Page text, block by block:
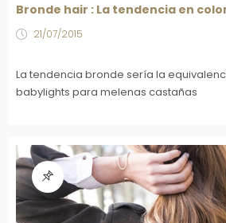
Bronde hair : La tendencia en
21/07/2015
La tendencia bronde sería la
babylights para melenas castañas